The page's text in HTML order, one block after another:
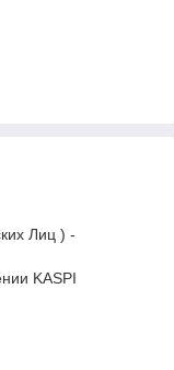
Лиц ) -
KASPI